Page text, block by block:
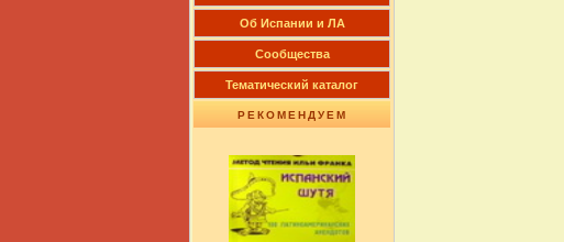
Об Испании и ЛА
Сообщества
Тематический каталог
РЕКОМЕНДУЕМ